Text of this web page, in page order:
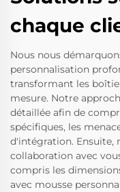
chaque
Nous nous
personnalisation
transformant les
mesure. Notre
détaillée afin de
spécifiques, les
d'intégration. Ensuite,
collaboration avec
compris les
avec mousse